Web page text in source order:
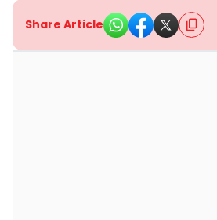
Share Article